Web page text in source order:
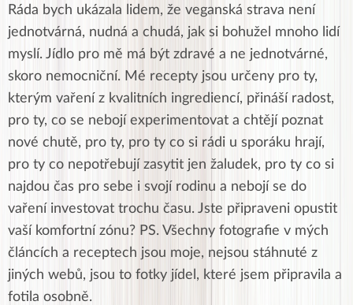
Ráda bych ukázala lidem, že veganská strava není
jednotvárná, nudná a chudá, jak si bohužel mnoho lidí
myslí. Jídlo pro mě má být zdravé a ne jednotvárné,
skoro nemocniční. Mé recepty jsou určeny pro ty,
kterým vaření z kvalitních ingrediencí, přináší radost,
pro ty, co se nebojí experimentovat a chtějí poznat
nové chutě, pro ty, pro ty co si rádi u sporáku hrají,
pro ty co nepotřebují zasytit jen žaludek, pro ty co si
najdou čas pro sebe i svojí rodinu a nebojí se do
vaření investovat trochu času. Jste připraveni opustit
vaší komfortní zónu? PS. Všechny fotografie v mých
článcích a receptech jsou moje, nejsou stáhnuté z
jiných webů, jsou to fotky jídel, které jsem připravila a
fotila osobně.